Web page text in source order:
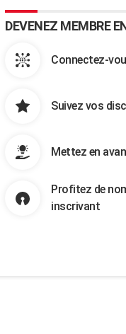
DEVENEZ MEMBRE
Connectez-
Suivez vos
Mettez en
Profitez de
inscrivant